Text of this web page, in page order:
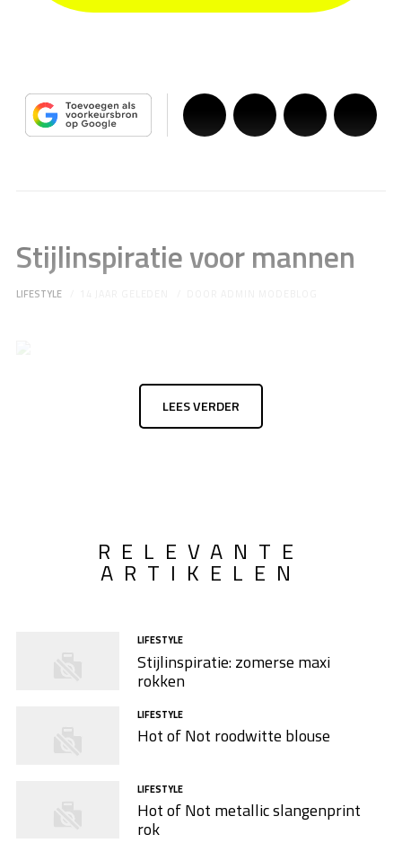
Stijlinspiratie voor mannen
LIFESTYLE
LEES VERDER
RELEVANTE
ARTIKELEN
LIFESTYLE
Stijlinspiratie: zomerse maxi
rokken
LIFESTYLE
Hot of Not roodwitte blouse
LIFESTYLE
Hot of Not metallic slangenprint
rok